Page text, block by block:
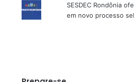
SESDEC Rondônia
em novo processo